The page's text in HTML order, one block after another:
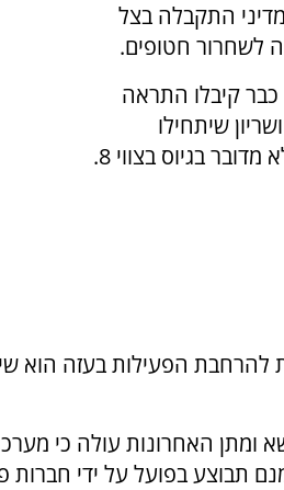
התקבלה בצל
לשחרור חטופים.
כבר קיבלו התראה
שיתחילו
בגיוס בצווי 8.
להרחבת הפעילות בעזה הוא
ומתן האחרונות עולה כי
תבוצע בפועל על ידי חברות